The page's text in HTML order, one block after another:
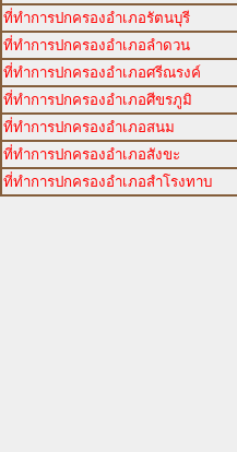
ที่ทำการปกครองอำเภอรัตนบุรี
ที่ทำการปกครองอำเภอลำดวน
ที่ทำการปกครองอำเภอศรีณรงค์
ที่ทำการปกครองอำเภอศีขรภูมิ
ที่ทำการปกครองอำเภอสนม
ที่ทำการปกครองอำเภอสังขะ
ที่ทำการปกครองอำเภอสำโรงทาบ